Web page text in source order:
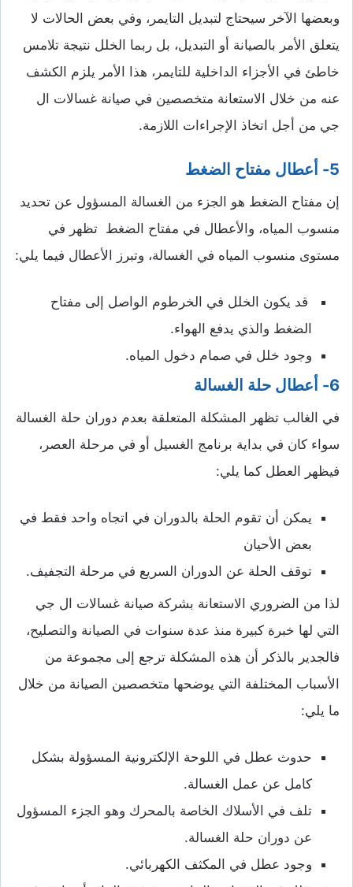
وبعضها الآخر سيحتاج لتبديل التايمر، وفي بعض الحالات لا
يتعلق الأمر بالصيانة أو التبديل، بل ربما الخلل نتيجة تلامس
خاطئ في الأجزاء الداخلية للتايمر، هذا الأمر يلزم الكشف
عنه من خلال الاستعانة متخصصين في صيانة غسالات ال
جي من أجل اتخاذ الإجراءات اللازمة.
5- أعطال مفتاح الضغط
إن مفتاح الضغط هو الجزء من الغسالة المسؤول عن تحديد
منسوب المياه، والأعطال في مفتاح الضغط تظهر في
مستوى منسوب المياه في الغسالة، وتبرز الأعطال فيما يلي:
قد يكون الخلل في الخرطوم الواصل إلى مفتاح
الضغط والذي يدفع الهواء.
وجود خلل في صمام دخول المياه.
6- أعطال حلة الغسالة
في الغالب تظهر المشكلة المتعلقة بعدم دوران حلة الغسالة
سواء كان في بداية برنامج الغسيل أو في مرحلة العصر،
فيظهر العطل كما يلي:
يمكن أن تقوم الحلة بالدوران في اتجاه واحد فقط في
بعض الأحيان
توقف الحلة عن الدوران السريع في مرحلة التجفيف.
لذا من الضروري الاستعانة بشركة صيانة غسالات ال جي
التي لها خبرة كبيرة منذ عدة سنوات في الصيانة والتصليح،
فالجدير بالذكر أن هذه المشكلة ترجع إلى مجموعة من
الأسباب المختلفة التي يوضحها متخصصين الصيانة من خلال
ما يلي:
حدوث عطل في اللوحة الإلكترونية المسؤولة بشكل
كامل عن عمل الغسالة.
تلف في الأسلاك الخاصة بالمحرك وهو الجزء المسؤول
عن دوران حلة الغسالة.
وجود عطل في المكثف الكهربائي.